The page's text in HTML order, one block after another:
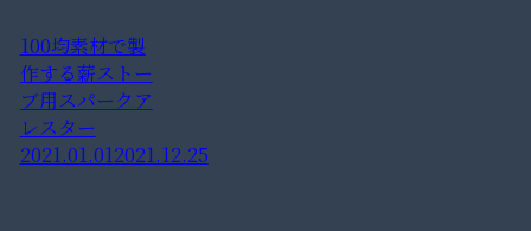
100均素材で製
作する薪ストー
ブ用スパークア
レスター
2021.01.012021.12.25